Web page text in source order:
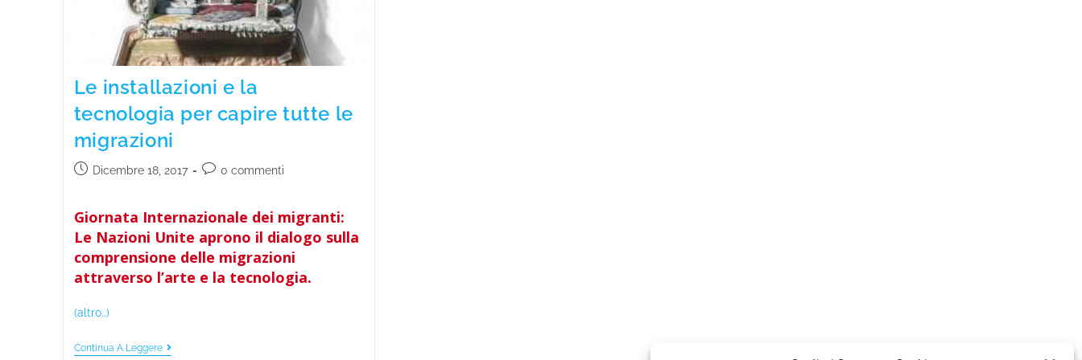
Le installazioni e la
tecnologia per capire tutte le
migrazioni
Dicembre 18, 2017 0 commenti
Giornata Internazionale dei migranti:
Le Nazioni Unite aprono il dialogo sulla
comprensione delle migrazioni
attraverso l’arte e la tecnologia.
(altro…)
Continua A Leggere